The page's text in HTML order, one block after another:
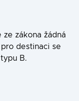
zákona žádná
destinaci se
B.